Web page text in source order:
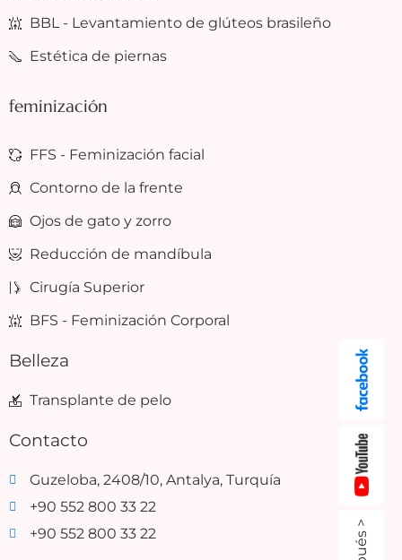
BBL - Levantamiento de glúteos brasileño
Estética de piernas
feminización
FFS - Feminización facial
Contorno de la frente
Ojos de gato y zorro
Reducción de mandíbula
Cirugía Superior
BFS - Feminización Corporal
Belleza
Transplante de pelo
Contacto
Guzeloba, 2408/10, Antalya, Turquía
+90 552 800 33 22
+90 552 800 33 22